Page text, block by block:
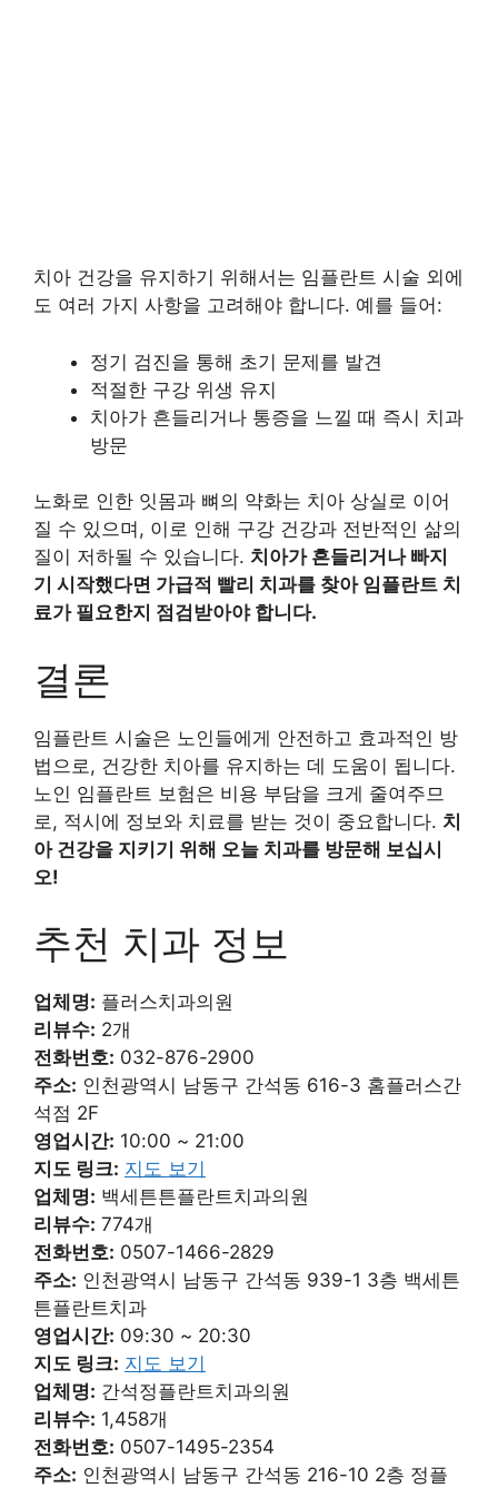
치아 건강을 유지하기 위해서는 임플란트 시술 외에
도 여러 가지 사항을 고려해야 합니다. 예를 들어:
정기 검진을 통해 초기 문제를 발견
적절한 구강 위생 유지
치아가 흔들리거나 통증을 느낄 때 즉시 치과
방문
노화로 인한 잇몸과 뼈의 약화는 치아 상실로 이어
질 수 있으며, 이로 인해 구강 건강과 전반적인 삶의
질이 저하될 수 있습니다. 치아가 흔들리거나 빠지
기 시작했다면 가급적 빨리 치과를 찾아 임플란트 치
료가 필요한지 점검받아야 합니다.
결론
임플란트 시술은 노인들에게 안전하고 효과적인 방
법으로, 건강한 치아를 유지하는 데 도움이 됩니다.
노인 임플란트 보험은 비용 부담을 크게 줄여주므
로, 적시에 정보와 치료를 받는 것이 중요합니다. 치
아 건강을 지키기 위해 오늘 치과를 방문해 보십시
오!
추천 치과 정보
업체명: 플러스치과의원
리뷰수: 2개
전화번호: 032-876-2900
주소: 인천광역시 남동구 간석동 616-3 홈플러스간
석점 2F
영업시간: 10:00 ~ 21:00
지도 링크: 지도 보기
업체명: 백세튼튼플란트치과의원
리뷰수: 774개
전화번호: 0507-1466-2829
주소: 인천광역시 남동구 간석동 939-1 3층 백세튼
튼플란트치과
영업시간: 09:30 ~ 20:30
지도 링크: 지도 보기
업체명: 간석정플란트치과의원
리뷰수: 1,458개
전화번호: 0507-1495-2354
주소: 인천광역시 남동구 간석동 216-10 2층 정플